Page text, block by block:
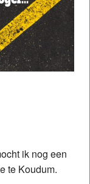
ik nog een
te Koudum.